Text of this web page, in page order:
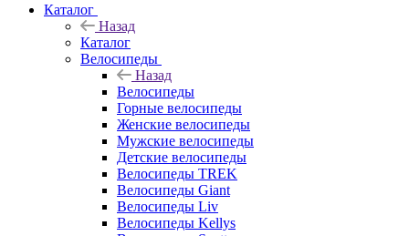
Каталог
Назад
Каталог
Велосипеды
Назад
Велосипеды
Горные велосипеды
Женские велосипеды
Мужские велосипеды
Детские велосипеды
Велосипеды TREK
Велосипеды Giant
Велосипеды Liv
Велосипеды Kellys